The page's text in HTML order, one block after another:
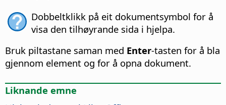
Dobbeltklikk på eit dokumentsymbol for å
visa den tilhøyrande sida i hjelpa.
Bruk piltastane saman med Enter-tasten for å bla
gjennom element og for å opna dokument.
Liknande emne